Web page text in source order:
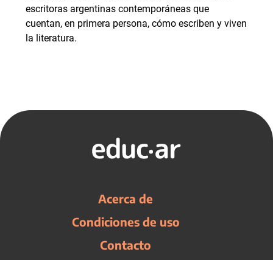
escritoras argentinas contemporáneas que
cuentan, en primera persona, cómo escriben y viven
la literatura.
Acerca de
Condiciones de uso
Contacto